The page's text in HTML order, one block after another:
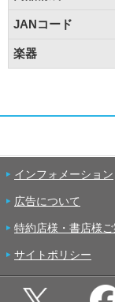
JANコード
楽器
インフォメーション
広告について
特約店様・書店様
サイトポリシー